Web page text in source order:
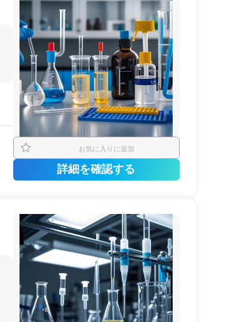
お気に入りに追加
詳細を確認する